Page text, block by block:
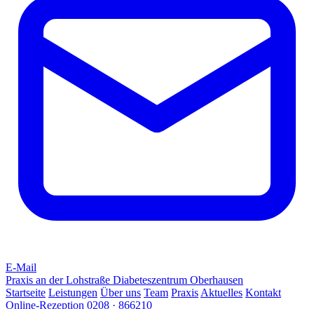
E-Mail
Praxis an der Lohstraße Diabeteszentrum Oberhausen
Startseite Leistungen Über uns Team Praxis Aktuelles Kontakt
Online-Rezeption 0208 · 866210